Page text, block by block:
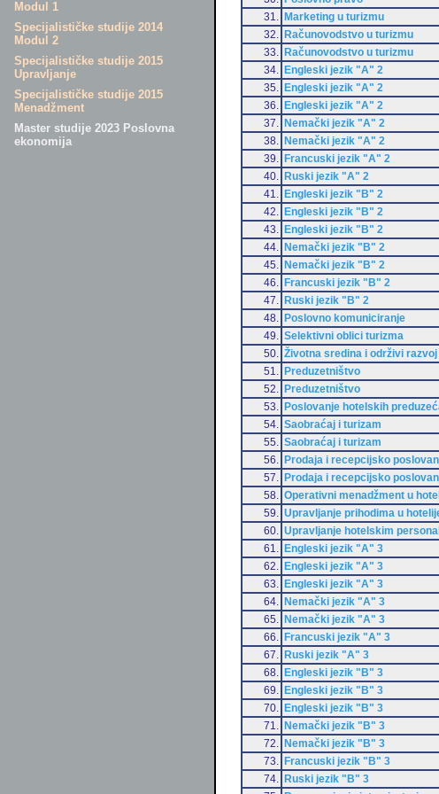
Modul 1
Specijalističke studije 2014
Modul 2
Specijalističke studije 2015
Upravljanje
Specijalističke studije 2015
Menadžment
Master studije 2023 Poslovna
ekonomija
31.
Marketing u turizmu
32.
Računovodstvo u turizmu
33.
Računovodstvo u turizmu
34.
Engleski jezik "A" 2
35.
Engleski jezik "A" 2
36.
Engleski jezik "A" 2
37.
Nemački jezik "A" 2
38.
Nemački jezik "A" 2
39.
Francuski jezik "A" 2
40.
Ruski jezik "A" 2
41.
Engleski jezik "B" 2
42.
Engleski jezik "B" 2
43.
Engleski jezik "B" 2
44.
Nemački jezik "B" 2
45.
Nemački jezik "B" 2
46.
Francuski jezik "B" 2
47.
Ruski jezik "B" 2
48.
Poslovno komuniciranje
49.
Selektivni oblici turizma
50.
Životna sredina i održivi
51.
Preduzetništvo
52.
Preduzetništvo
53.
Poslovanje hotelskih
54.
Saobraćaj i turizam
55.
Saobraćaj i turizam
56.
Prodaja i recepcijsko
57.
Prodaja i recepcijsko
58.
Operativni menadžment u
59.
Upravljanje prihodima u
60.
Upravljanje hotelskim
61.
Engleski jezik "A" 3
62.
Engleski jezik "A" 3
63.
Engleski jezik "A" 3
64.
Nemački jezik "A" 3
65.
Nemački jezik "A" 3
66.
Francuski jezik "A" 3
67.
Ruski jezik "A" 3
68.
Engleski jezik "B" 3
69.
Engleski jezik "B" 3
70.
Engleski jezik "B" 3
71.
Nemački jezik "B" 3
72.
Nemački jezik "B" 3
73.
Francuski jezik "B" 3
74.
Ruski jezik "B" 3